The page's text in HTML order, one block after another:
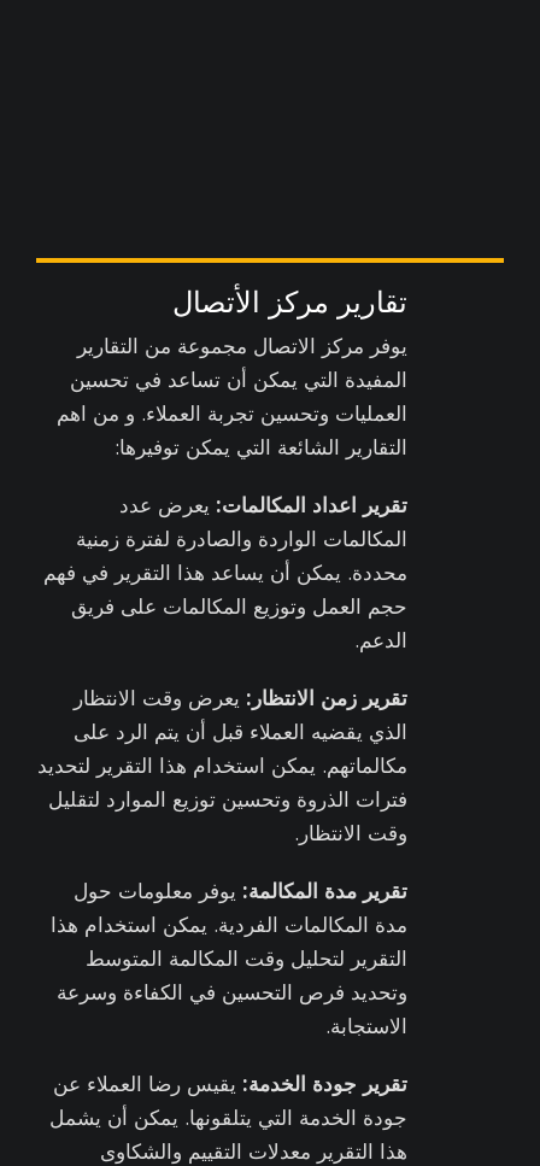
تقارير مركز الأتصال
يوفر مركز الاتصال مجموعة من التقارير
المفيدة التي يمكن أن تساعد في تحسين
العمليات وتحسين تجربة العملاء. و من اهم
التقارير الشائعة التي يمكن توفيرها:
تقرير اعداد المكالمات: يعرض عدد
المكالمات الواردة والصادرة لفترة زمنية
محددة. يمكن أن يساعد هذا التقرير في فهم
حجم العمل وتوزيع المكالمات على فريق
الدعم.
تقرير زمن الانتظار: يعرض وقت الانتظار
الذي يقضيه العملاء قبل أن يتم الرد على
مكالماتهم. يمكن استخدام هذا التقرير لتحديد
فترات الذروة وتحسين توزيع الموارد لتقليل
وقت الانتظار.
تقرير مدة المكالمة: يوفر معلومات حول
مدة المكالمات الفردية. يمكن استخدام هذا
التقرير لتحليل وقت المكالمة المتوسط
وتحديد فرص التحسين في الكفاءة وسرعة
الاستجابة.
تقرير جودة الخدمة: يقيس رضا العملاء عن
جودة الخدمة التي يتلقونها. يمكن أن يشمل
هذا التقرير معدلات التقييم والشكاوى